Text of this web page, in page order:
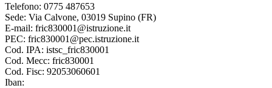
Telefono: 0775 487653
Sede: Via Calvone, 03019 Supino (FR)
E-mail: fric830001@istruzione.it
PEC: fric830001@pec.istruzione.it
Cod. IPA: istsc_fric830001
Cod. Mecc: fric830001
Cod. Fisc: 92053060601
Iban: